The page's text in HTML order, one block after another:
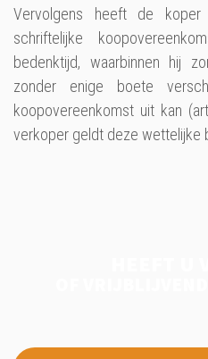
Vervolgens heeft de
schriftelijke
bedenktijd, waarbinnen hij
zonder enige boete
koopovereenkomst uit kan
verkoper geldt deze wettelijke